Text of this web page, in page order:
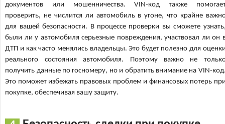
документов или мошенничества. VIN-код также
проверить, не числится ли автомобиль в угоне, что крайне
для вашей безопасности. В процессе проверки вы сможете
были ли у автомобиля серьезные повреждения, участвовал ли он
ДТП и как часто менялись владельцы. Это будет полезно для
реального состояния автомобиля. Поэтому важно не
получить данные по госномеру, но и обратить внимание на VIN-
Это поможет избежать правовых проблем и финансовых потерь
покупке, обеспечивая вашу защиту.